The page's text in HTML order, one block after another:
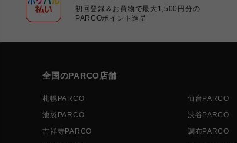
初回登録＆お買物で最大1,500円分の
PARCOポイント進呈
全国のPARCO店舗
札幌PARCO 仙台PARCO
池袋PARCO
渋谷PARCO
吉祥寺PARCO
調布PARCO